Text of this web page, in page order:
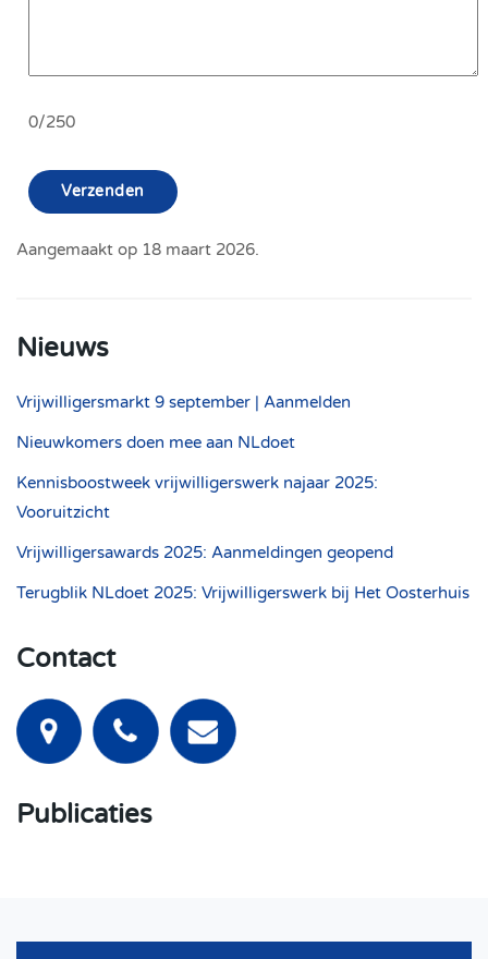
0/250
Verzenden
Aangemaakt op 18 maart 2026.
Nieuws
Vrijwilligersmarkt 9 september | Aanmelden
Nieuwkomers doen mee aan NLdoet
Kennisboostweek vrijwilligerswerk najaar 2025:
Vooruitzicht
Vrijwilligersawards 2025: Aanmeldingen geopend
Terugblik NLdoet 2025: Vrijwilligerswerk bij Het Oosterhuis
Contact
Publicaties